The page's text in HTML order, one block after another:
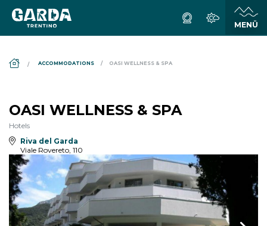
ACCOMMODATIONS OASI WELLNESS & SPA
OASI WELLNESS & SPA
Hotels
Riva del Garda
Viale Rovereto, 110